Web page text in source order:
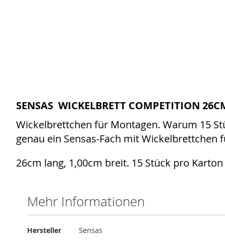
SENSAS WICKELBRETT COMPETITION
Wickelbrettchen für Montagen. Warum 15
genau ein Sensas-Fach mit Wickelbrettchen
26cm lang, 1,00cm breit. 15 Stück pro Karton
Mehr Informationen
Mehr
Hersteller
Sensas